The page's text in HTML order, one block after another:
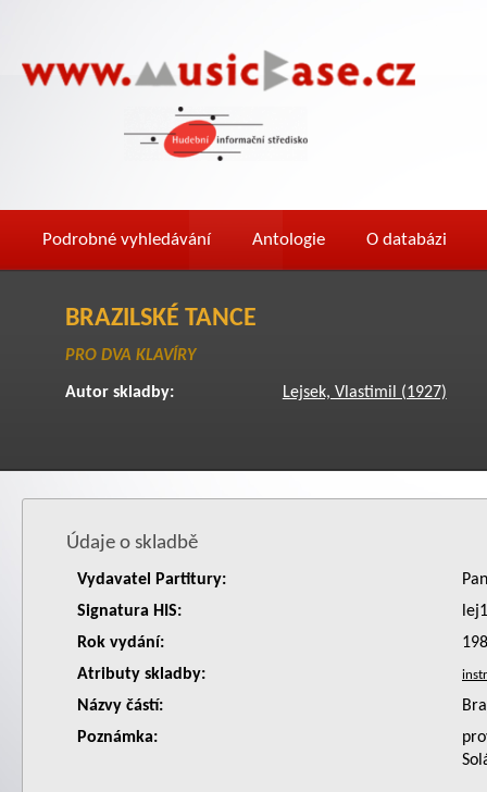
Podrobné vyhledávání Antologie O databázi
BRAZILSKÉ TANCE
PRO DVA KLAVÍRY
Autor skladby: Lejsek, Vlastimil (1927)
Údaje o skladbě
Vydavatel Partitury:
Signatura HIS:
lej1
Rok vydání:
Atributy skladby:
Názvy částí:
Poznámka: